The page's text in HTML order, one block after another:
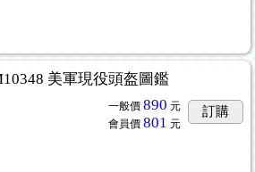
美軍現役頭盔圖鑑
一般價 890 元
會員價 801 元
訂購